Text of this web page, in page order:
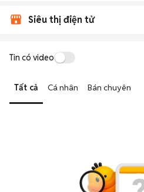
Siêu thị điện tử
Tin có video
Tất cả Cá nhân Bán chuyên